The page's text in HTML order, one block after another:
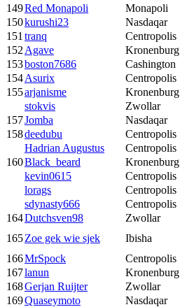
149Red Monapoli Monapoli
150kurushi23 Nasdaqar
151 tranq Centropolis
152 Agave Kronenburg
153boston7686 Cashington
154Asurix Centropolis
155arjanisme Kronenburg
stokvis
Zwollar
157Jomba Nasdaqar
158deedubu Centropolis
Hadrian Augustus
Centropolis
160Black_beard Kronenburg
kevin0615
Centropolis
lorags
Centropolis
sdynasty666
Centropolis
164Dutchsven98 Zwollar
165Zoe gek wie sjek Ibisha
166MrSpock Centropolis
167lanun Kronenburg
168Gerjan Ruijter Zwollar
169Quaseymoto Nasdaqar